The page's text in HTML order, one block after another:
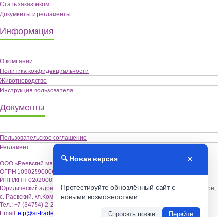
Стать заказчиком
Документы и регламенты
Информация
О компании
Политика конфиденциальности
Животноводство
Инструкция пользователя
Документы
Пользовательское соглашение
Регламент
ООО «Раевский мясокомбинат «Альшей-мясо»,
ОГРН 1090259000622
ИНН/КПП 0202008355 / 020201001
Юридический адрес: 452122, Республика Башкортостан, Альшеевский район,
с. Раевский, ул.Коммунистическая,18.
Тел.: +7 (34754) 2-26-70
Email: etp@sti-trade.ru
🔍 Новая версия ×
Протестируйте обновлённый сайт с
новыми возможностями
Спросить позже Перейти